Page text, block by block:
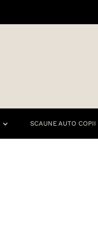
SCAUNE AUTO COPII